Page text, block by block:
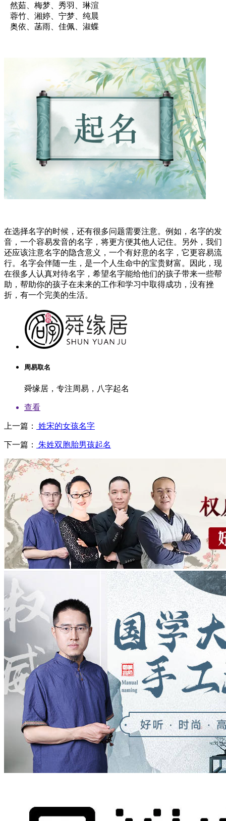
然茹、梅梦、秀羽、琳渲
蓉竹、湘婷、宁梦、纯晨
奥依、菡雨、佳佩、淑蝶
在选择名字的时候，还有很多问题需要注意。例如，名字的发
音，一个容易发音的名字，将更方便其他人记住。另外，我们
还应该注意名字的隐含意义，一个有好意的名字，它更容易流
行。名字会伴随一生，是一个人生命中的宝贵财富。因此，现
在很多人认真对待名字，希望名字能给他们的孩子带来一些帮
助，帮助你的孩子在未来的工作和学习中取得成功，没有挫
折，有一个完美的生活。
周易取名
舜缘居，专注周易，八字起名
查看
上一篇： 姓宋的女孩名字
下一篇： 朱姓双胞胎男孩起名